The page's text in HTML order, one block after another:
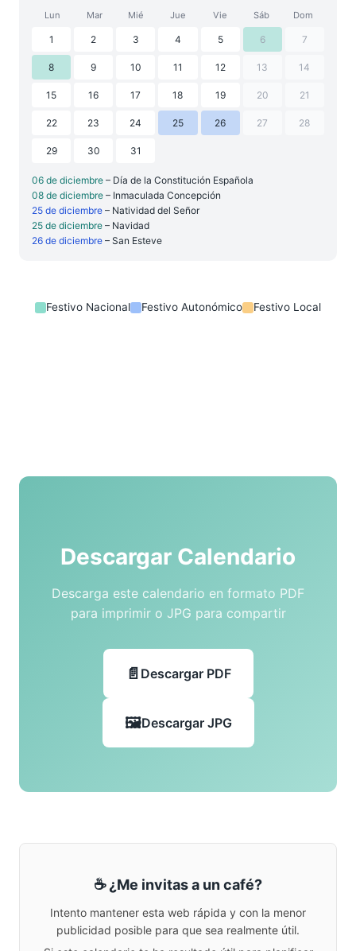
Lun Mar Mié Jue Vie Sáb Dom
1 2 3 4 5 6 7
8 9 10 11 12 13 14
15 16 17 18 19 20 21
22 23 24 25 26 27 28
29 30 31
06 de diciembre – Día de la Constitución Española
08 de diciembre – Inmaculada Concepción
25 de diciembre – Natividad del Señor
25 de diciembre – Navidad
26 de diciembre – San Esteve
Festivo Nacional Festivo Autonómico Festivo Local
Descargar Calendario
Descarga este calendario en formato PDF
para imprimir o JPG para compartir
Descargar PDF
Descargar JPG
☕ ¿Me invitas a un café?
Intento mantener esta web rápida y con la menor
publicidad posible para que sea realmente útil.